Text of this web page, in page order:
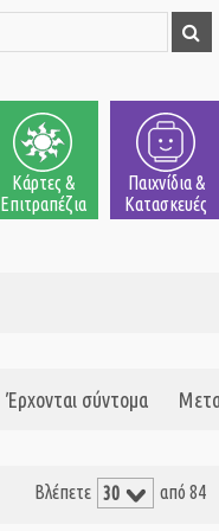
Κάρτες &
Επιτραπέζια
Παιχνίδια &
Κατασκευές
Έρχονται σύντομα
Βλέπετε από 84